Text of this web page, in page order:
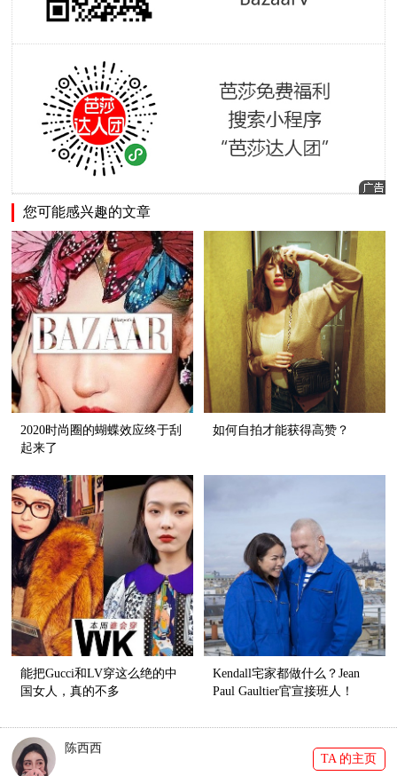
您可能感兴趣的文章
2020时尚圈的蝴蝶效应终于刮
起来了
如何自拍才能获得高赞？
能把Gucci和LV穿这么绝的中
国女人，真的不多
Kendall宅家都做什么？Jean
Paul Gaultier官宣接班人！
陈西西
TA 的主页